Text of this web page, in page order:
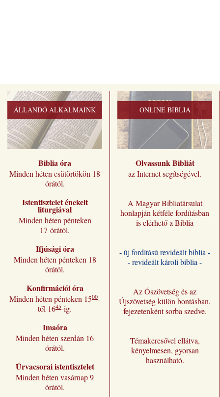
ÁLLANDÓ ALKALMAINK
Biblia óra
Minden héten csütörtökön 18
órától.
Istentisztelet énekelt
liturgiával
Minden héten pénteken
17 órától.
Ifjúsági óra
Minden héten pénteken 18
órától.
Konfirmációi óra
Minden héten pénteken 1500-
től 1645-ig.
Imaóra
Minden héten szerdán 16
órától.
Úrvacsorai istentisztelet
Minden héten vasárnap 9
órától.
ONLINE BIBLIA
Olvassunk Bibliát
az Internet segítségével.
A Magyar Bibliatársulat
honlapján kétféle fordításban
is elérhető a Biblia
- új fordítású revideált biblia -
- revideált károli biblia -
Az Ószövetség és az
Újszövetség külön bontásban,
fejezetenként sorba szedve.
Témakeresővel ellátva,
kényelmesen, gyorsan
használható.